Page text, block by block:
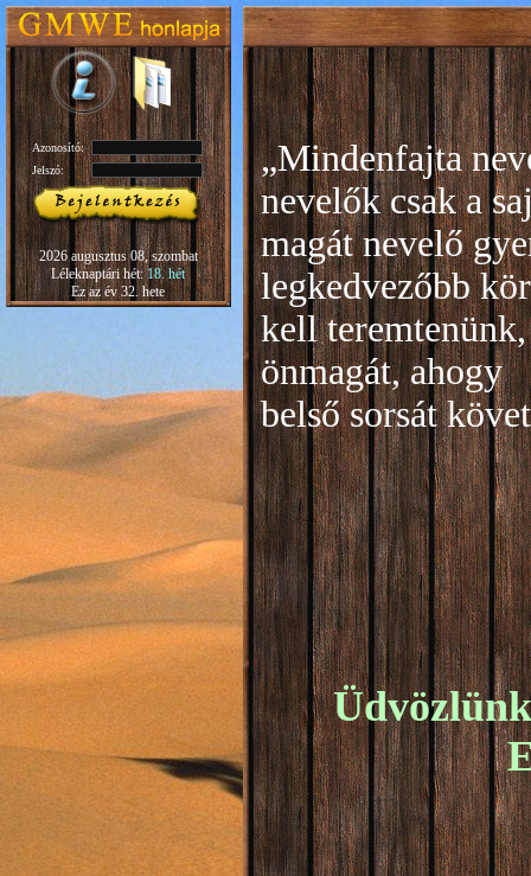
Azonosító:
Jelszó:
2026 augusztus 08, szombat
Léleknaptári hét:18. hét
Ez az év 32. hete
„Mindenfajta
nevelők csak a
magát nevelő
legkedvezőbb
kell
önmagát, ahogy
belső sorsát